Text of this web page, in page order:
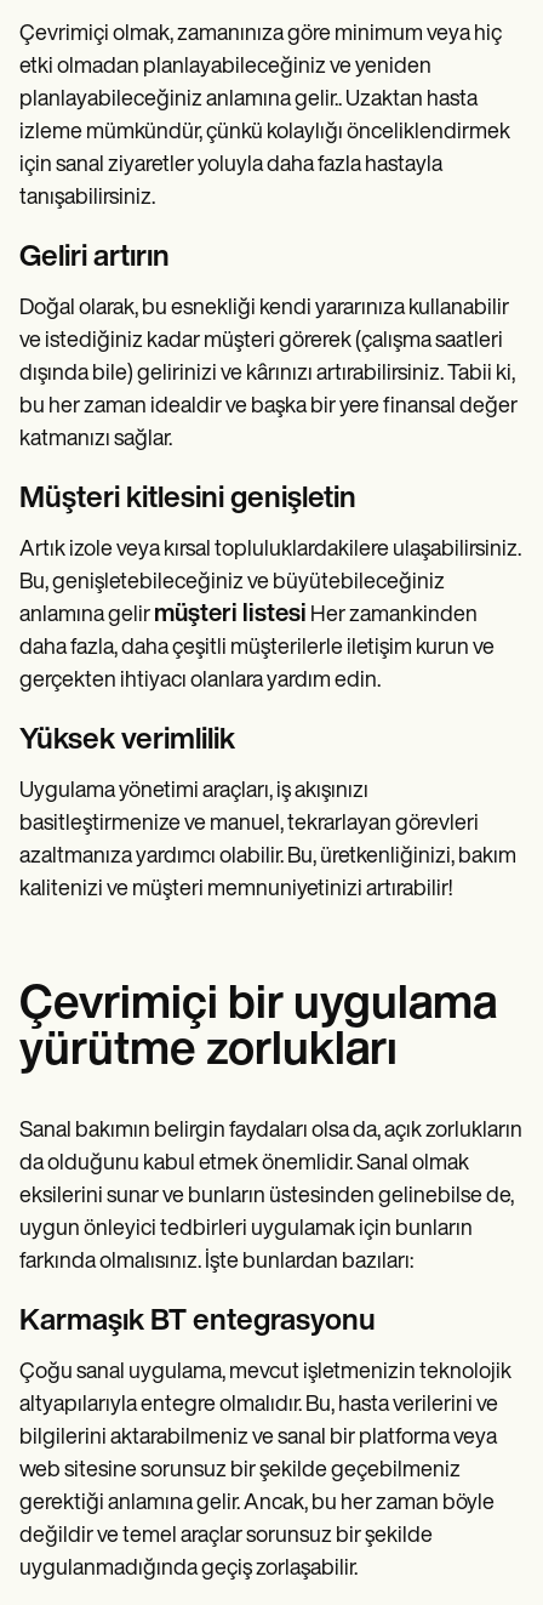
Çevrimiçi olmak, zamanınıza göre minimum veya hiç
etki olmadan planlayabileceğiniz ve yeniden
planlayabileceğiniz anlamına gelir.. Uzaktan hasta
izleme mümkündür, çünkü kolaylığı önceliklendirmek
için sanal ziyaretler yoluyla daha fazla hastayla
tanışabilirsiniz.
Geliri artırın
Doğal olarak, bu esnekliği kendi yararınıza kullanabilir
ve istediğiniz kadar müşteri görerek (çalışma saatleri
dışında bile) gelirinizi ve kârınızı artırabilirsiniz. Tabii ki,
bu her zaman idealdir ve başka bir yere finansal değer
katmanızı sağlar.
Müşteri kitlesini genişletin
Artık izole veya kırsal topluluklardakilere ulaşabilirsiniz.
Bu, genişletebileceğiniz ve büyütebileceğiniz
anlamına gelir müşteri listesi Her zamankinden
daha fazla, daha çeşitli müşterilerle iletişim kurun ve
gerçekten ihtiyacı olanlara yardım edin.
Yüksek verimlilik
Uygulama yönetimi araçları, iş akışınızı
basitleştirmenize ve manuel, tekrarlayan görevleri
azaltmanıza yardımcı olabilir. Bu, üretkenliğinizi, bakım
kalitenizi ve müşteri memnuniyetinizi artırabilir!
Çevrimiçi bir uygulama
yürütme zorlukları
Sanal bakımın belirgin faydaları olsa da, açık zorlukların
da olduğunu kabul etmek önemlidir. Sanal olmak
eksilerini sunar ve bunların üstesinden gelinebilse de,
uygun önleyici tedbirleri uygulamak için bunların
farkında olmalısınız. İşte bunlardan bazıları:
Karmaşık BT entegrasyonu
Çoğu sanal uygulama, mevcut işletmenizin teknolojik
altyapılarıyla entegre olmalıdır. Bu, hasta verilerini ve
bilgilerini aktarabilmeniz ve sanal bir platforma veya
web sitesine sorunsuz bir şekilde geçebilmeniz
gerektiği anlamına gelir. Ancak, bu her zaman böyle
değildir ve temel araçlar sorunsuz bir şekilde
uygulanmadığında geçiş zorlaşabilir.